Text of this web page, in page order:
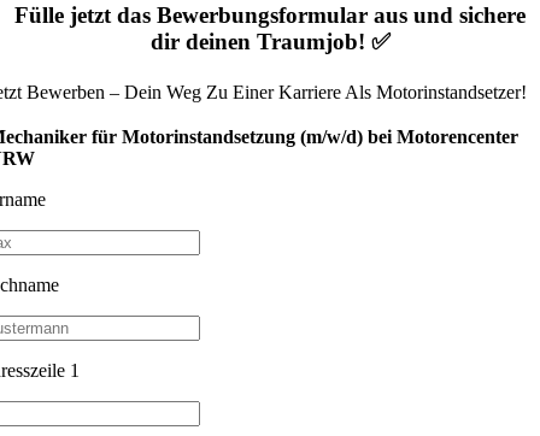
Fülle jetzt das Bewerbungsformular aus und sichere
dir deinen Traumjob! ✅
Bewerben – Dein Weg Zu Einer Karriere Als Motorinstandsetzer!
für Motorinstandsetzung (m/w/d) bei Motorencenter
1